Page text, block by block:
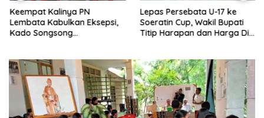
Keempat Kalinya PN
Lembata Kabulkan Eksepsi,
Kado Songsong
Lepas Persebata U-17 ke
Soeratin Cup, Wakil Bupati
Titip Harapan dan Harga Diri